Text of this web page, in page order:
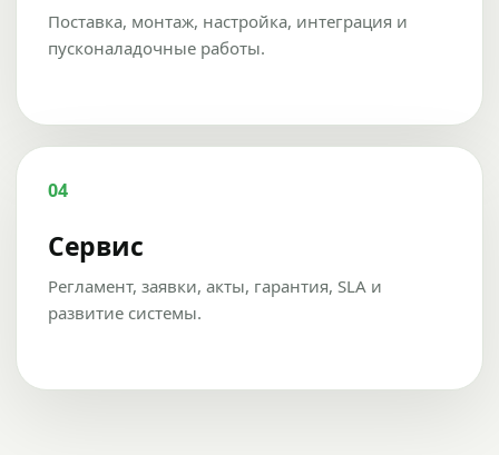
Поставка, монтаж, настройка, интеграция и
пусконаладочные работы.
04
Сервис
Регламент, заявки, акты, гарантия, SLA и
развитие системы.